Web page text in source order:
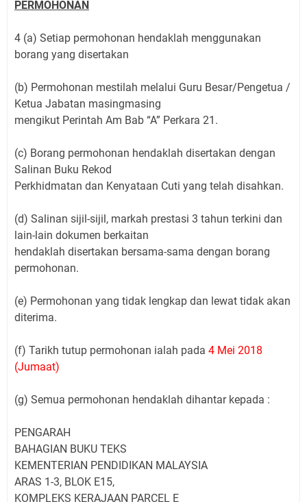
PERMOHONAN
4 (a) Setiap permohonan hendaklah menggunakan
borang yang disertakan
(b) Permohonan mestilah melalui Guru Besar/Pengetua /
Ketua Jabatan masingmasing
mengikut Perintah Am Bab “A” Perkara 21.
(c) Borang permohonan hendaklah disertakan dengan
Salinan Buku Rekod
Perkhidmatan dan Kenyataan Cuti yang telah disahkan.
(d) Salinan sijil-sijil, markah prestasi 3 tahun terkini dan
lain-lain dokumen berkaitan
hendaklah disertakan bersama-sama dengan borang
permohonan.
(e) Permohonan yang tidak lengkap dan lewat tidak akan
diterima.
(f) Tarikh tutup permohonan ialah pada 4 Mei 2018
(Jumaat)
(g) Semua permohonan hendaklah dihantar kepada :
PENGARAH
BAHAGIAN BUKU TEKS
KEMENTERIAN PENDIDIKAN MALAYSIA
ARAS 1-3, BLOK E15,
KOMPLEKS KERAJAAN PARCEL E